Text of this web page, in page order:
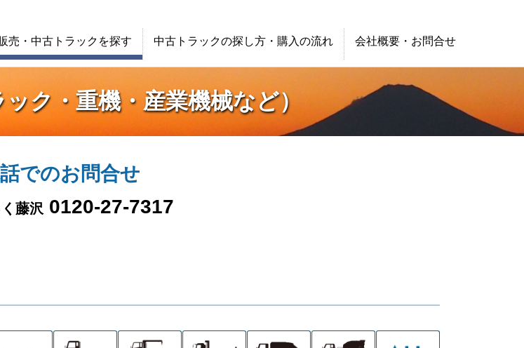
売・中古トラックを探す 中古トラックの探し方・購入の流れ 会社概要・お問合せ
ク・重機・産業機械など）
でのお問合せ
藤沢 0120-27-7317